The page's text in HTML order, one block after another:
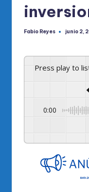
Publicado
Fabio Reyes junio 2,
Press play to
0:00